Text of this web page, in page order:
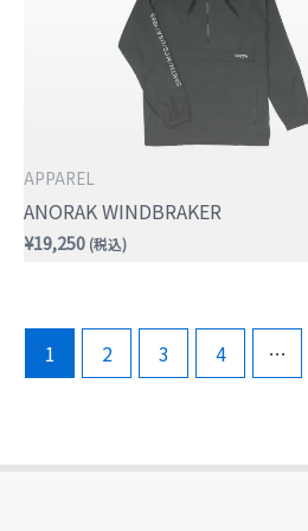
APPAREL
ANORAK WINDBRAKER
¥19,250 (税込)
1 2 3 4 …